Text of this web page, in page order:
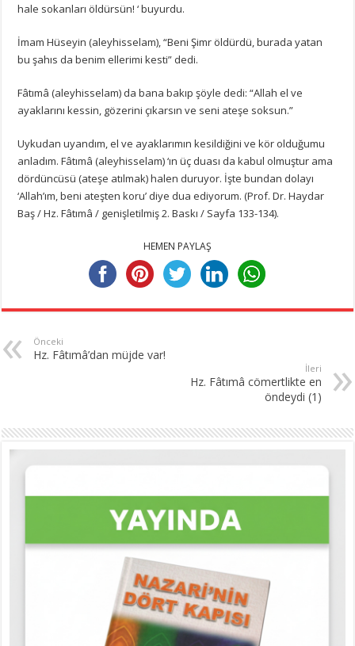
hale sokanları öldürsün! ‘buyurdu.
İmam Hüseyin (aleyhisselam), “Beni Şimr öldürdü, burada yatan
bu şahıs da benim ellerimi kesti” dedi.
Fâtımâ (aleyhisselam) da bana bakıp şöyle dedi: “Allah el ve
ayaklarını kessin, gözerini çıkarsın ve seni ateşe soksun.”
Uykudan uyandım, el ve ayaklarımın kesildiğini ve kör olduğumu
anladım.Fâtımâ (aleyhisselam) ‘ın üç duası da kabul olmuştur ama
dördüncüsü (ateşe atılmak) halen duruyor. İşte bundan dolayı
‘Allah’ım, beni ateşten koru’ diye dua ediyorum.(Prof. Dr. Haydar
Baş / Hz. Fâtımâ / genişletilmiş 2. Baskı / Sayfa 133-134).
HEMEN PAYLAŞ
Önceki
Hz. Fâtımâ’dan müjde var!
İleri
Hz. Fâtımâ cömertlikte en
öndeydi (1)